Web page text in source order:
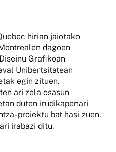
hirian jaiotako
dagoen
Grafikoan
Unibertsitatean
egin zituen.
ari zela osasun
duten irudikapenari
proiektu bat hasi zuen.
irabazi ditu.